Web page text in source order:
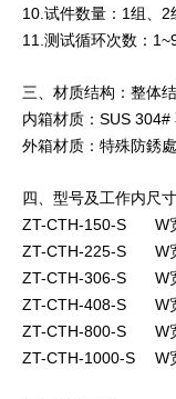
10.试件数量：1组、2
11.测试循环次数：
三、材质结构：整体结
内箱材质：SUS 304#
外箱材质：特殊防銹
四、型号及工作内尺
ZT-CTH-150-S W
ZT-CTH-225-S W
ZT-CTH-306-S W
ZT-CTH-408-S W
ZT-CTH-800-S W
ZT-CTH-1000-S W